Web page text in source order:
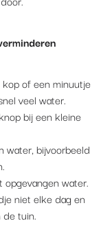
of een minuutje
veel water.
bij een kleine
water, bijvoorbeeld
water.
niet elke dag en
tuin.